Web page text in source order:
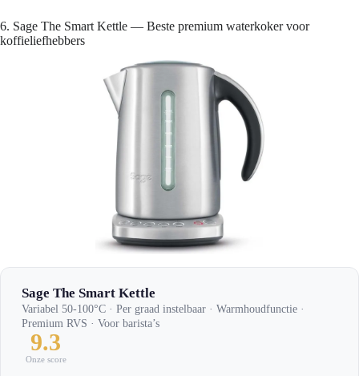
6. Sage The Smart Kettle — Beste premium waterkoker voor
koffieliefhebbers
Sage The Smart Kettle
Variabel 50-100°C · Per graad instelbaar · Warmhoudfunctie ·
Premium RVS · Voor barista’s
9.3
Onze score